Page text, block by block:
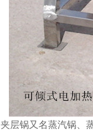
夹层锅又名蒸汽锅、